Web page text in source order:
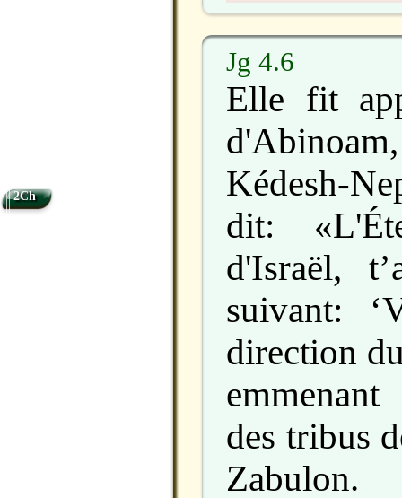
Jg 4.6
Elle fit
Kédesh-
dit:
d'Israël,
suivant:
direction
des tribus
Zabulon.
2Ch